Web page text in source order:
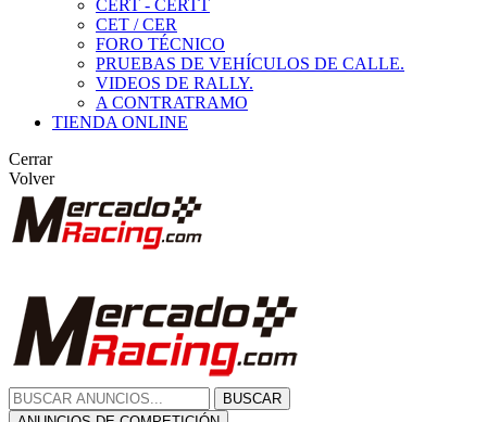
CERT - CERTT
CET / CER
FORO TÉCNICO
PRUEBAS DE VEHÍCULOS DE CALLE.
VIDEOS DE RALLY.
A CONTRATRAMO
TIENDA ONLINE
Cerrar
Volver
BUSCAR
ANUNCIOS DE COMPETICIÓN